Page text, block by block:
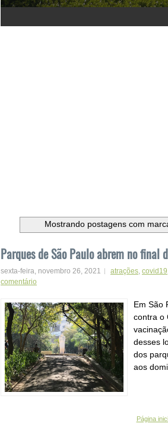
Mostrando postagens com
Parques de São Paulo abrem no final
sexta-feira, novembro 26, 2021 atrações covid19
comentário
Em São
contra o
desses
dos
aos
Página